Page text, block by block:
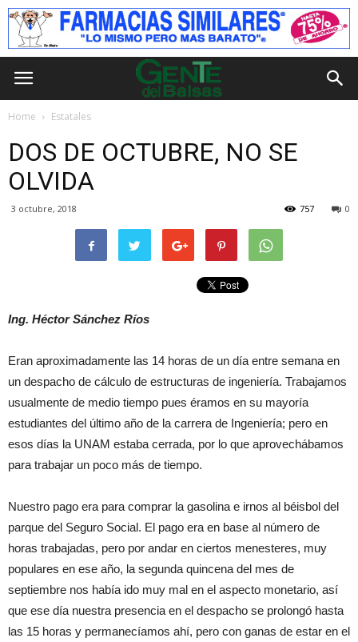
Home Estatales
DOS DE OCTUBRE, NO SE
OLVIDA
3 octubre, 2018 0
757
Ing. Héctor Sánchez Ríos
Eran aproximadamente las 14 horas de un día entre semana en
un despacho de cálculo de estructuras de ingeniería. Trabajamos
usualmente de medio tiempo pues éramos en su mayoría
estudiantes del último año de la carrera de Ingeniería; pero en
esos días la UNAM estaba cerrada, por lo que aprovechábamos
para trabajar un poco más de tiempo.
Nuestro pago era para comprar la gasolina e irnos al béisbol del
parque del Seguro Social. El pago era en base al número de
horas trabajadas, pero por andar en ciertos menesteres, muy
populares en ese año, la segunda quincena del mes de
septiembre nos había ido muy mal en el aspecto monetario, así
que ese día nuestra presencia en el despacho se prolongó hasta
las 15 horas y permanecíamos ahí, pero con ganas de estar en el